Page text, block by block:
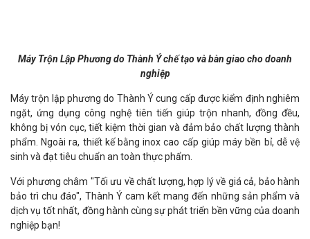
Máy Trộn Lập Phương do Thành Ý chế tạo và bàn giao cho doanh
nghiệp
Máy trộn lập phương do Thành Ý cung cấp được kiểm định nghiêm
ngặt, ứng dụng công nghệ tiên tiến giúp trộn nhanh, đồng đều,
không bị vón cục, tiết kiệm thời gian và đảm bảo chất lượng thành
phẩm. Ngoài ra, thiết kế bằng inox cao cấp giúp máy bền bỉ, dễ vệ
sinh và đạt tiêu chuẩn an toàn thực phẩm.
Với phương châm "Tối ưu về chất lượng, hợp lý về giá cả, bảo hành
bảo trì chu đáo", Thành Ý cam kết mang đến những sản phẩm và
dịch vụ tốt nhất, đồng hành cùng sự phát triển bền vững của doanh
nghiệp bạn!